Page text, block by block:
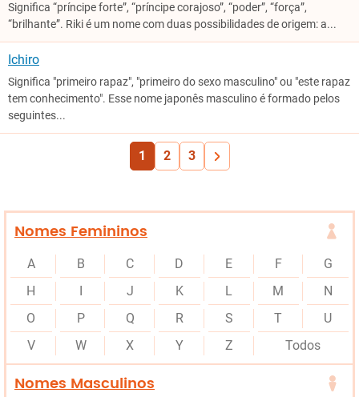
Significa “príncipe forte”, “príncipe corajoso”, “poder”, “força”,
“brilhante”. Riki é um nome com duas possibilidades de origem: a...
Ichiro
Significa "primeiro rapaz", "primeiro do sexo masculino" ou "este rapaz
tem conhecimento". Esse nome japonês masculino é formado pelos
seguintes...
1 2 3
Nomes Femininos
A B C D E F
G
H
J K L M
N
O
P Q R S T
U
V
W X Y Z Todos
Nomes Masculinos